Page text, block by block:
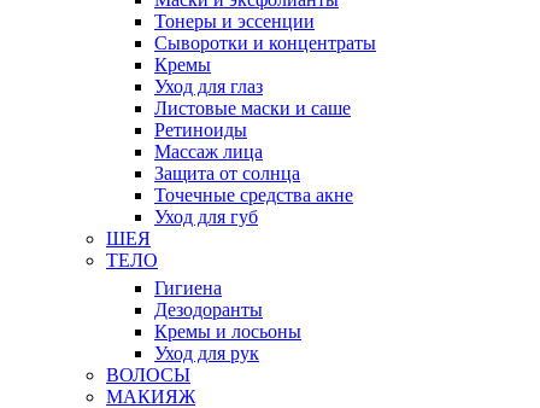
Тонеры и эссенции
Сыворотки и концентраты
Кремы
Уход для глаз
Листовые маски и саше
Ретиноиды
Массаж лица
Защита от солнца
Точечные средства акне
Уход для губ
ШЕЯ
ТЕЛО
Гигиена
Дезодоранты
Кремы и лосьоны
Уход для рук
ВОЛОСЫ
МАКИЯЖ